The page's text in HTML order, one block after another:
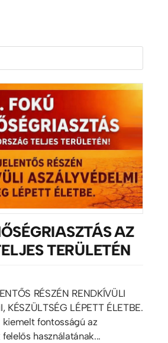
AZ
TERÜLETÉN
RÉSZÉN RENDKÍVÜLI
KÉSZÜLTSÉG LÉPETT ÉLETBE.
kiemelt fontosságú az
használatának...